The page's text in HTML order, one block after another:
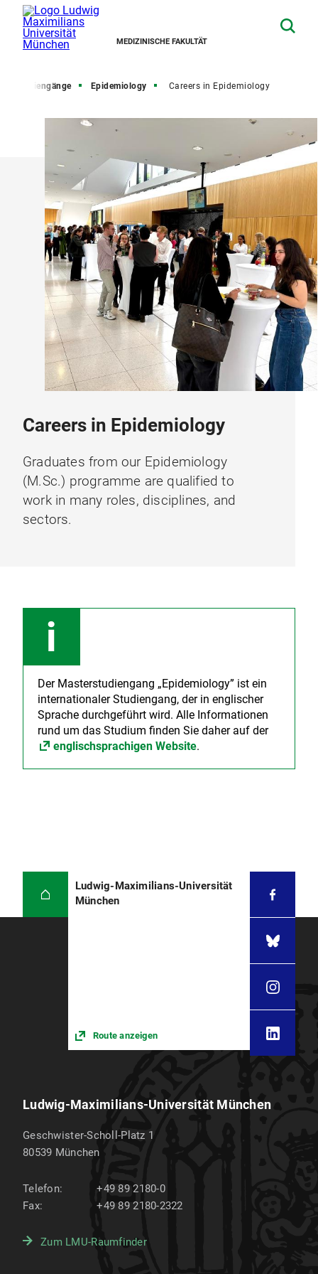
MEDIZINISCHE FAKULTÄT
Epidemiology Careers in Epidemiology
Careers in Epidemiology
Graduates from our Epidemiology
(M.Sc.) programme are qualified to
work in many roles, disciplines, and
sectors.
Der Masterstudiengang „Epidemiology” ist ein
internationaler Studiengang, der in englischer
Sprache durchgeführt wird. Alle Informationen
rund um das Studium finden Sie daher auf der
englischsprachigen Website.
Ludwig-Maximilians-Universität
München
Route anzeigen
Ludwig-Maximilians-Universität München
Geschwister-Scholl-Platz 1
80539 München
Telefon:
+49 89 2180-0
Fax:
+49 89 2180-2322
Zum LMU-Raumfinder